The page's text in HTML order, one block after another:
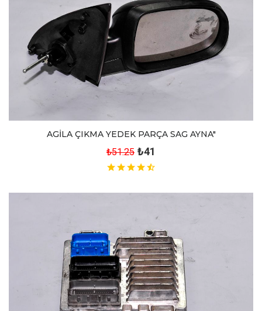
AGİLA ÇIKMA YEDEK PARÇA SAG AYNA"
₺51.25 ₺41